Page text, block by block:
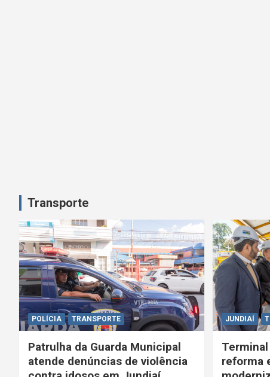
Transporte
POLÍCIA TRANSPORTE
Patrulha da Guarda Municipal
atende denúncias de violência
JUNDIAÍ
reforma